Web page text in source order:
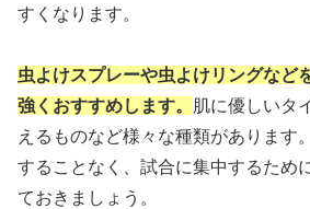
すくなります。
虫よけスプレーや虫よけリングなど
強くおすすめします。 肌に優しいタ
えるものなど様々な種類があります
することなく、試合に集中するため
ておきましょう。